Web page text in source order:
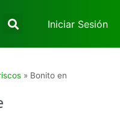
Iniciar Sesión
» Bonito en